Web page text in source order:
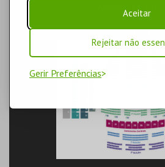
Aceitar
Rejeitar não
Gerir Preferências